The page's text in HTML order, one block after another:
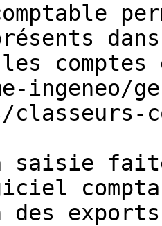
comptes
ingeneo/
saisie
exports